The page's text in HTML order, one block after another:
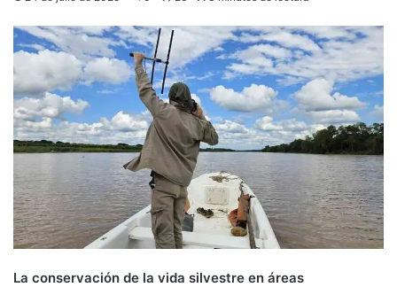
La conservación de la vida silvestre en áreas